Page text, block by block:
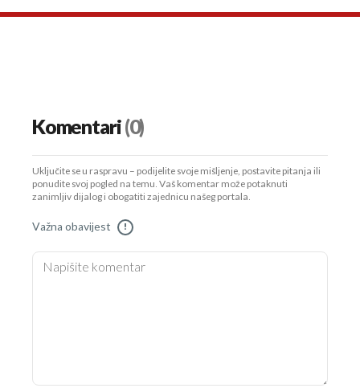
Komentari(0)
Uključite se u raspravu – podijelite svoje mišljenje, postavite pitanja ili
ponudite svoj pogled na temu. Vaš komentar može potaknuti
zanimljiv dijalog i obogatiti zajednicu našeg portala.
Važna obavijest !